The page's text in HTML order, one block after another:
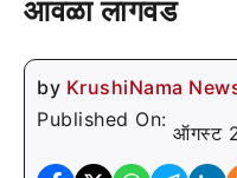
आवळा लागवड
by KrushiNama
Published On:
ऑगस्ट